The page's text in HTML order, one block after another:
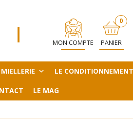
MON COMPTE
0
ARTICLE
PANIER
LE CONDITIONNEMENT
LE MAG